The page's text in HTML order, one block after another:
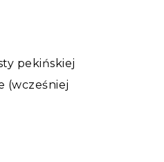
pekińskiej
(wcześniej